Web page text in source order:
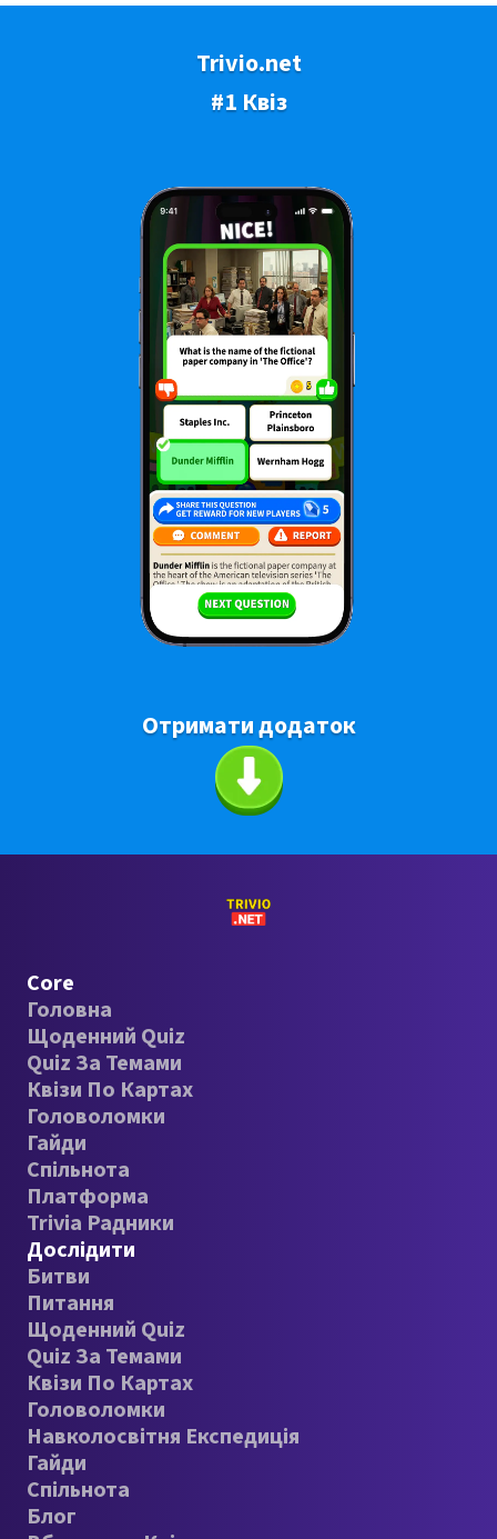
Trivio.net
#1 Квіз
Отримати додаток
Core
Головна
Щоденний Quiz
Quiz За Темами
Квізи По Картах
Головоломки
Гайди
Спільнота
Платформа
Trivia Радники
Дослідити
Битви
Питання
Щоденний Quiz
Quiz За Темами
Квізи По Картах
Головоломки
Навколосвітня Експедиція
Гайди
Спільнота
Блог